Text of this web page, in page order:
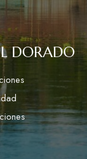
DORADO